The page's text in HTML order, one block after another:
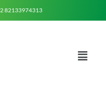
82133974313